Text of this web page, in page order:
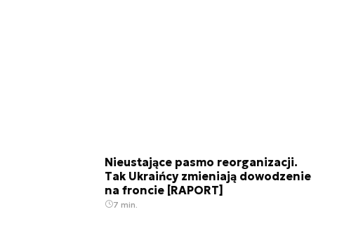
Nieustające pasmo reorganizacji.
Tak Ukraińcy zmieniają dowodzenie
na froncie [RAPORT]
7 min.